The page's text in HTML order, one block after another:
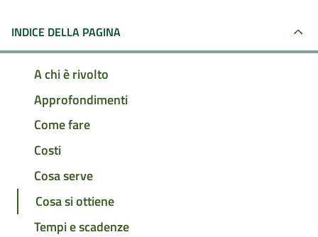
INDICE DELLA PAGINA
A chi è rivolto
Approfondimenti
Come fare
Costi
Cosa serve
Cosa si ottiene
Tempi e scadenze